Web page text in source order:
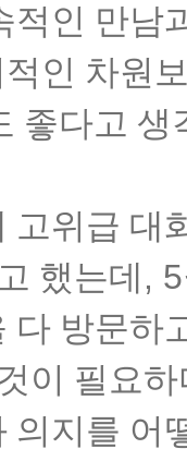
적인 만남
인 차원
좋다고 생
고위급 대
했는데 , 5
다 방문하
이 필요
의지를 어